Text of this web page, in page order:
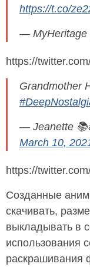
https://t.co/
— MyHeritage
https://
Grandmother
— Jeanette
March 10,
https://
Созданные
скачивать,
выкладывать в
использования
раскрашивания